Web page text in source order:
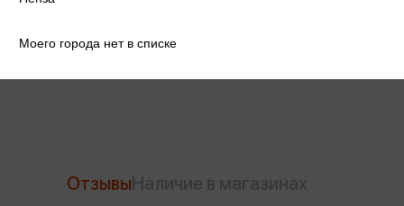
Отзывы
Моего города нет в списке